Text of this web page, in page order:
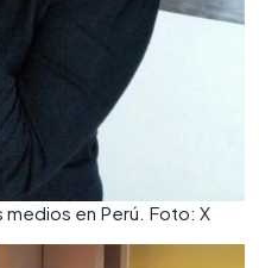
medios en Perú. Foto: X